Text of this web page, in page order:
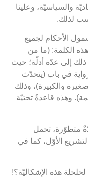
والسياسيّة، وعلينا
لذلك.
الأحكام لجميع
الكلمة: (ما من
ذلك إلى عدّة أدلّة؛ حيث
في باب (يتحدّث
والكبيرة)، وذلك
وهذه قاعدةٌ تحتيّة
متطوّرة، تحمل
الأوّل، كما في
هذه الإشكاليّة؟!